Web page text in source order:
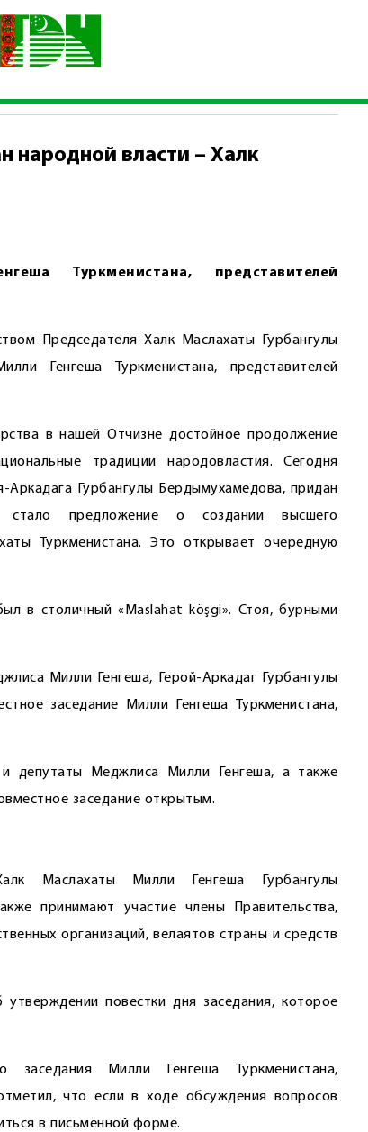
орган народной власти – Халк Маслахаты
народной власти – Халк
Туркменистана, представителей
Председателя Халк Маслахаты Гурбангулы
Генгеша Туркменистана, представителей
в нашей Отчизне достойное продолжение
традиции народовластия. Сегодня
Гурбангулы Бердымухамедова, придан
стало предложение о создании высшего
Туркменистана. Это открывает очередную
в столичный «Maslahat köşgi». Стоя, бурными
Милли Генгеша, Герой-Аркадаг Гурбангулы
заседание Милли Генгеша Туркменистана,
депутаты Меджлиса Милли Генгеша, а также
заседание открытым.
Маслахаты Милли Генгеша Гурбангулы
принимают участие члены Правительства,
организаций, велаятов страны и средств
повестки дня заседания, которое
Милли Генгеша Туркменистана,
что если в ходе обсуждения вопросов
в письменной форме.